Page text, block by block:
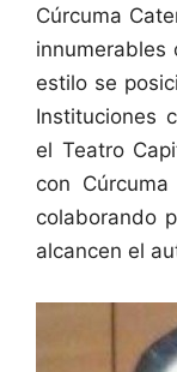
Cúrcuma
innumerables
estilo se
Instituciones
el Teatro
con
colaborando
alcancen el